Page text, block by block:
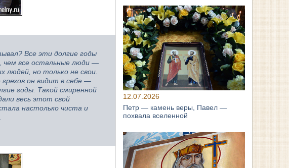
Все эти долгие годы
чем все остальные люди —
людей, но только не свои.
он видит в себе —
годы. Такой смиренной
весь этот свой
настолько чиста и
12.07.2026
Петр — камень веры, Павел —
похвала вселенной